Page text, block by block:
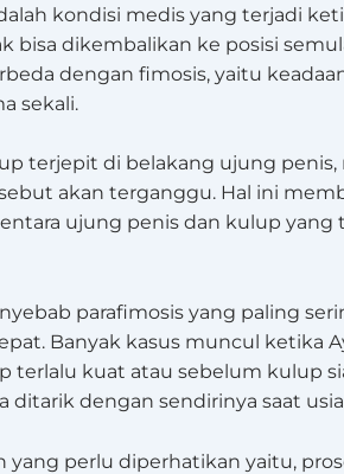
kondisi medis yang terjadi
bisa dikembalikan ke posisi
dengan fimosis, yaitu
sekali.
terjepit di belakang ujung
akan terganggu. Hal ini
ujung penis dan kulup
parafimosis yang paling
Banyak kasus muncul ketika
terlalu kuat atau sebelum kulup
ditarik dengan sendirinya saat
yang perlu diperhatikan yaitu,